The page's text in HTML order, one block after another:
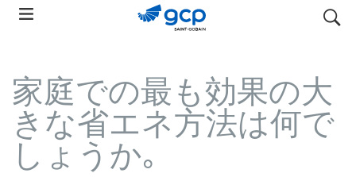
Skip
navigation
検索
家庭での最も効果の大
きな省エネ方法は何で
しょうか｡